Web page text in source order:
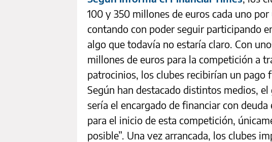
100 y 350 millones de euros cada uno
contando con poder seguir participando
algo que todavía no estaría claro. Con
millones de euros para la competición a
patrocinios, los clubes recibirían un pago
Según han destacado distintos medios,
sería el encargado de financiar con
para el inicio de esta competición,
posible”. Una vez arrancada, los clubes